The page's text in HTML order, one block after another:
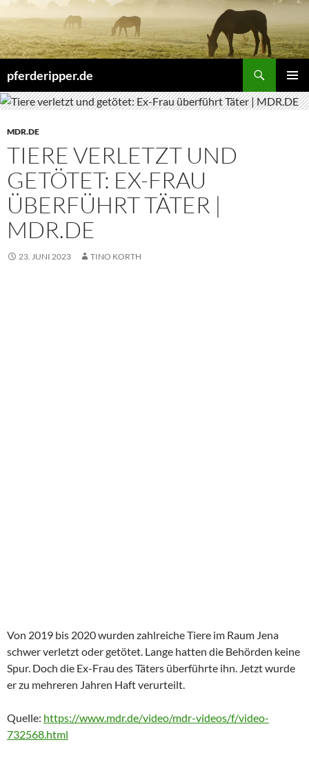
Inhalt
springen
pferderipper.de
MENÜ
MDR.DE
TIERE VERLETZT UND
GETÖTET: EX-FRAU
ÜBERFÜHRT TÄTER |
MDR.DE
23. JUNI 2023 TINO KORTH
Von 2019 bis 2020 wurden zahlreiche Tiere im Raum Jena
schwer verletzt oder getötet. Lange hatten die Behörden keine
Spur. Doch die Ex-Frau des Täters überführte ihn. Jetzt wurde
er zu mehreren Jahren Haft verurteilt.
Quelle: https://www.mdr.de/video/mdr-videos/f/video-
732568.html